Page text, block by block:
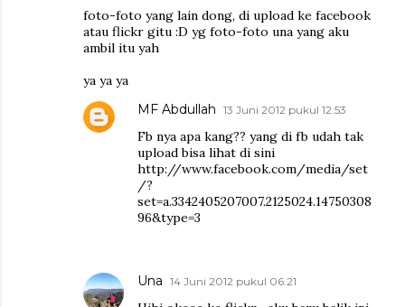
foto-foto yang lain dong, di upload ke facebook
atau flickr gitu :D yg foto-foto una yang aku
ambil itu yah
ya ya ya
MF Abdullah 13 Juni 2012 pukul 12.53
Fb nya apa kang?? yang di fb udah tak
upload bisa lihat di sini
http://www.facebook.com/media/set
/?
set=a.3342405207007.2125024.14750308
96&type=3
Una 14 Juni 2012 pukul 06.21